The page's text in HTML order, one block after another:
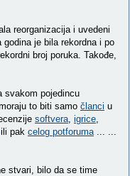
reorganizacija i uvedeni
je bila rekordna i po
broj poruka. Takođe,
svakom pojedincu
to biti samo članci u
softvera, igrice,
pak celog potforuma... ...
stvari, bilo da se time